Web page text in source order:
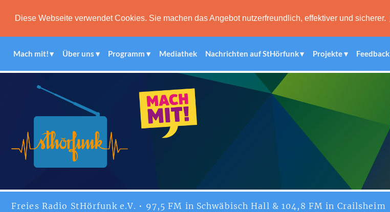
Diese Webseite verwendet Cookies. Sie machen das Angebot nutzerfreundlich, effektiver und sicherer.
Mach mit! Über uns Programm Mediathek Nachrichten auf StHörfunk Projekte Feedback
Freies Radio StHörfunke.V. • 97,5 FM in Schwäbisch Hall & 104,8 FM in Crailsheim